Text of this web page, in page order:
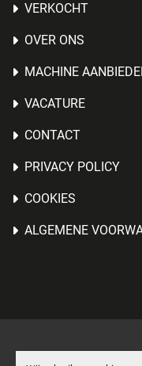
VERKOCHT
OVER ONS
MACHINE
VACATURE
CONTACT
PRIVACY POLICY
COOKIES
ALGEMENE